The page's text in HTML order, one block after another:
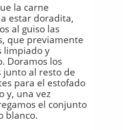
la carne
estar doradita,
al guiso las
que previamente
limpiado y
Doramos los
junto al resto de
para el estofado
y, una vez
el conjunto
blanco.